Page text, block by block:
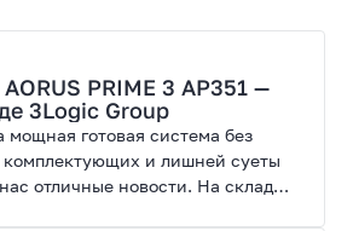
PRIME 3 AP351 —
3Logic Group
готовая система без
комплектующих и лишней суеты
отличные новости. На склад